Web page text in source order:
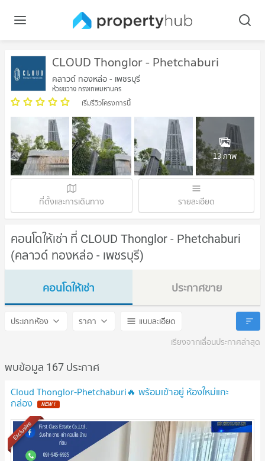
CLOUD Thonglor - Phetchaburi
คลาวด์ ทองหล่อ - เพชรบุรี
ห้วยขวาง กรุงเทพมหานคร
เริ่มรีวิวโครงการนี้
13 ภาพ
ที่ตั้งและการเดินทาง รายละเอียด
คอนโดให้เช่า ที่ CLOUD Thonglor - Phetchaburi
(คลาวด์ ทองหล่อ - เพชรบุรี)
คอนโดให้เช่า
CLOUD Thonglor - Phetchaburi
ประกาศขาย
CLOUD Thonglor -
ประเภทห้อง ราคา
แบบละเอียด
เรียงจากเลื่อนประกาศล่าสุด
พบข้อมูล 167 ประกาศ
Cloud Thonglor-Phetchaburi🔥 พร้อมเข้าอยู่ ห้องใหม่แกะ
กล่อง
Exclusive